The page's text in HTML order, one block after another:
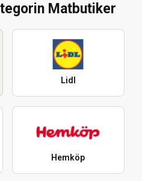
Matbutiker
Lidl
Hemköp